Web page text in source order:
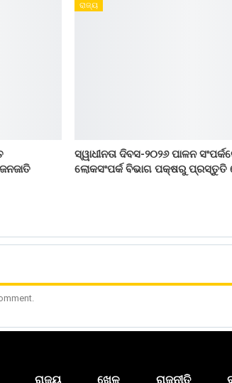
ରାଜ୍ୟ
ସ୍ୱାଧୀନତା ଦିବସ-୨୦୨୬ ପାଳନ
ଲୋକସଂପର୍କ ବିଭାଗ ପକ୍ଷରୁ ପ୍ରସ୍ତୁତି
ରାଜ୍ୟ ଖେଳ ରାଜନୀତି